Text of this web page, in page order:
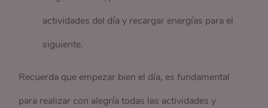
actividades del día y recargar energías para el
siguiente.
Recuerda que empezar bien el día, es fundamental
para realizar con alegría todas las actividades y